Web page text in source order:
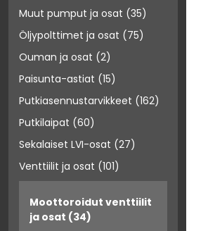
Muut pumput ja osat (35)
Öljypolttimet ja osat (75)
Ouman ja osat (2)
Paisunta-astiat (15)
Putkiasennustarvikkeet (162)
Putkilaipat (60)
Sekalaiset LVI-osat (27)
Venttiilit ja osat (101)
Moottoroidut venttiilit
ja osat (34)